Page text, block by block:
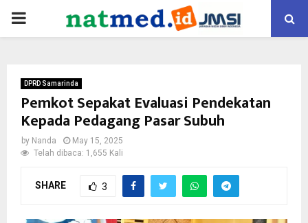
PRIMARY
DPRD Samarinda
Pemkot Sepakat Evaluasi Pendekatan
Kepada Pedagang Pasar Subuh
by Nanda
May 15, 2025
Telah dibaca: 1,655 Kali
SHARE 3